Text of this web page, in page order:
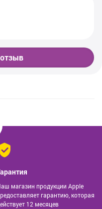
магазин продукции Apple
гарантию, которая
12 месяцев